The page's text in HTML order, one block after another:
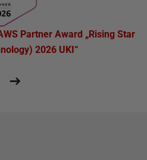
Partner Award „Rising Star
2026 UKI“